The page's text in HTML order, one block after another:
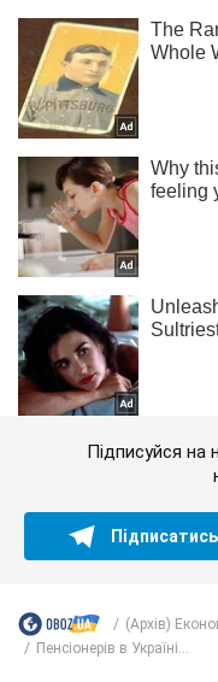
Підписуйся на
Підписатись
(Архів)
Пенсіонерів в Україні...